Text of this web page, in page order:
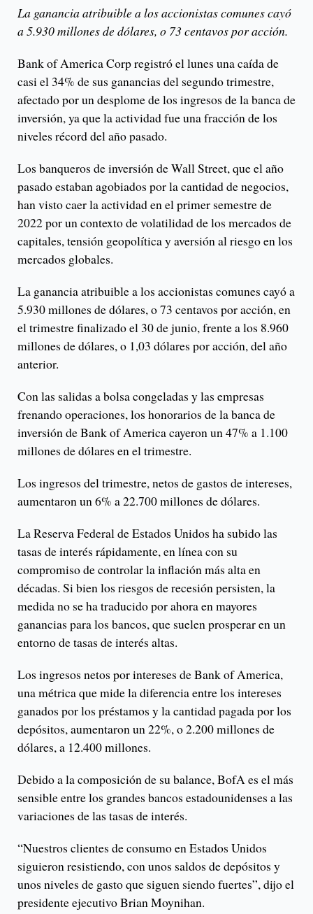
La ganancia atribuible a los accionistas comunes cayó
a 5.930 millones de dólares, o 73 centavos por acción.
Bank of America Corp registró el lunes una caída de
casi el 34% de sus ganancias del segundo trimestre,
afectado por un desplome de los ingresos de la banca de
inversión, ya que la actividad fue una fracción de los
niveles récord del año pasado.
Los banqueros de inversión de Wall Street, que el año
pasado estaban agobiados por la cantidad de negocios,
han visto caer la actividad en el primer semestre de
2022 por un contexto de volatilidad de los mercados de
capitales, tensión geopolítica y aversión al riesgo en los
mercados globales.
La ganancia atribuible a los accionistas comunes cayó a
5.930 millones de dólares, o 73 centavos por acción, en
el trimestre finalizado el 30 de junio, frente a los 8.960
millones de dólares, o 1,03 dólares por acción, del año
anterior.
Con las salidas a bolsa congeladas y las empresas
frenando operaciones, los honorarios de la banca de
inversión de Bank of America cayeron un 47% a 1.100
millones de dólares en el trimestre.
Los ingresos del trimestre, netos de gastos de intereses,
aumentaron un 6% a 22.700 millones de dólares.
La Reserva Federal de Estados Unidos ha subido las
tasas de interés rápidamente, en línea con su
compromiso de controlar la inflación más alta en
décadas. Si bien los riesgos de recesión persisten, la
medida no se ha traducido por ahora en mayores
ganancias para los bancos, que suelen prosperar en un
entorno de tasas de interés altas.
Los ingresos netos por intereses de Bank of America,
una métrica que mide la diferencia entre los intereses
ganados por los préstamos y la cantidad pagada por los
depósitos, aumentaron un 22%, o 2.200 millones de
dólares, a 12.400 millones.
Debido a la composición de su balance, BofA es el más
sensible entre los grandes bancos estadounidenses a las
variaciones de las tasas de interés.
“Nuestros clientes de consumo en Estados Unidos
siguieron resistiendo, con unos saldos de depósitos y
unos niveles de gasto que siguen siendo fuertes”, dijo el
presidente ejecutivo Brian Moynihan.